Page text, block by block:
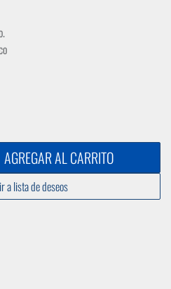
AGREGAR AL CARRITO
a lista de deseos